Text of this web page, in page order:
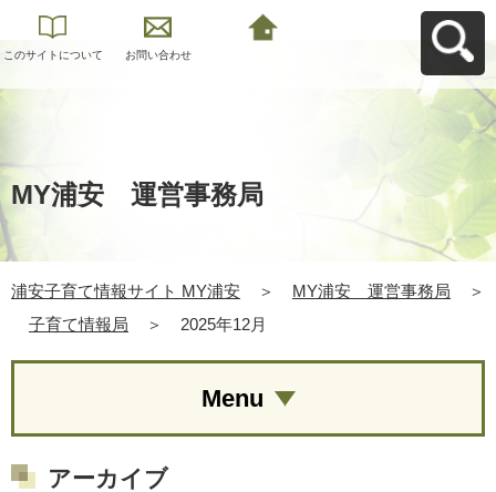
このサイトについて お問い合わせ
MY浦安 運営事務局
浦安子育て情報サイト MY浦安 ＞ MY浦安 運営事務局
＞
子育て情報局
＞ 2025年12月
Menu
アーカイブ